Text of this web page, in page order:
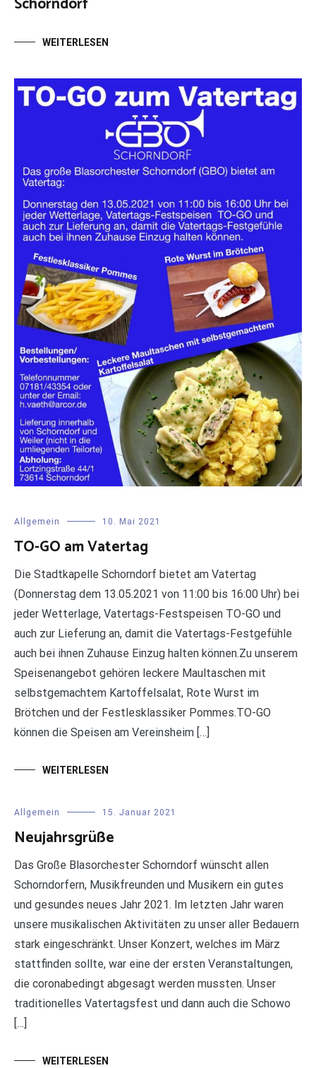
WEITERLESEN
Allgemein 10. Mai 2021
TO-GO am Vatertag
Die Stadtkapelle Schorndorf bietet am Vatertag
(Donnerstag dem 13.05.2021 von 11:00 bis 16:00 Uhr) bei
jeder Wetterlage, Vatertags-Festspeisen TO-GO und
auch zur Lieferung an, damit die Vatertags-Festgefühle
auch bei ihnen Zuhause Einzug halten können.Zu unserem
Speisenangebot gehören leckere Maultaschen mit
selbstgemachtem Kartoffelsalat, Rote Wurst im
Brötchen und der Festlesklassiker Pommes.TO-GO
können die Speisen am Vereinsheim […]
WEITERLESEN
Allgemein 15. Januar 2021
Neujahrsgrüße
Das Große Blasorchester Schorndorf wünscht allen
Schorndorfern, Musikfreunden und Musikern ein gutes
und gesundes neues Jahr 2021. Im letzten Jahr waren
unsere musikalischen Aktivitäten zu unser aller Bedauern
stark eingeschränkt. Unser Konzert, welches im März
stattfinden sollte, war eine der ersten Veranstaltungen,
die coronabedingt abgesagt werden mussten. Unser
traditionelles Vatertagsfest und dann auch die Schowo
[…]
WEITERLESEN